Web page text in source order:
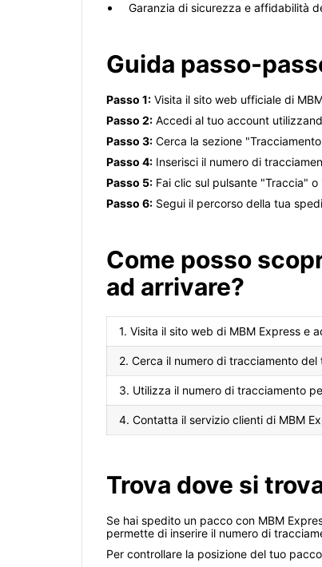
Garanzia di sicurezza e affidabilità
Guida passo-
Passo 1: Visita il sito web ufficiale di
Passo 2: Accedi al tuo account
Passo 3: Cerca la sezione
Passo 4: Inserisci il numero di
Passo 5: Fai clic sul pulsante "Traccia"
Passo 6: Segui il percorso della tua
Come posso
ad arrivare?
1. Visita il sito web di MBM Express e
2. Cerca il numero di tracciamento
3. Utilizza il numero di tracciamento
4. Contatta il servizio clienti di MBM
Trova dove si
Se hai spedito un pacco con MBM
permette di inserire il numero di
Per controllare la posizione del tuo